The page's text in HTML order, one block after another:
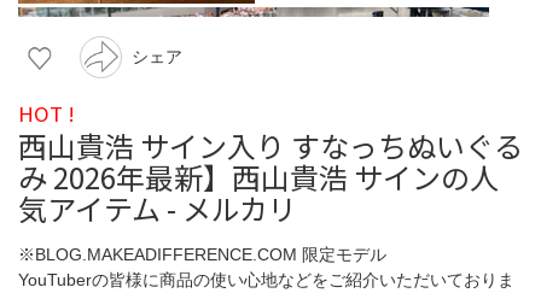
シェア
HOT !
西山貴浩 サイン入り すなっちぬいぐる
み 2026年最新】西山貴浩 サインの人
気アイテム - メルカリ
※BLOG.MAKEADIFFERENCE.COM 限定モデル
YouTuberの皆様に商品の使い心地などをご紹介いただいておりま